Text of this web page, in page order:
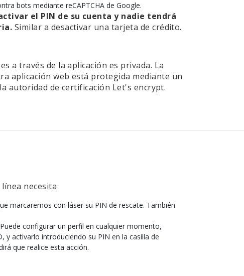
bots mediante reCAPTCHA de Google.
el PIN de su cuenta y nadie tendrá
Similar a desactivar una tarjeta de crédito.
a través de la aplicación es privada. La
aplicación web está protegida mediante un
autoridad de certificación Let's encrypt.
necesita
marcaremos con láser su PIN de rescate. También
configurar un perfil en cualquier momento,
y activarlo introduciendo su PIN en la casilla de
que realice esta acción.